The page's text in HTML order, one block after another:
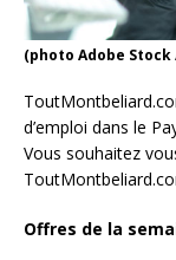
(photo Adobe
d’emploi dans le
Vous souhaitez
Offres de la